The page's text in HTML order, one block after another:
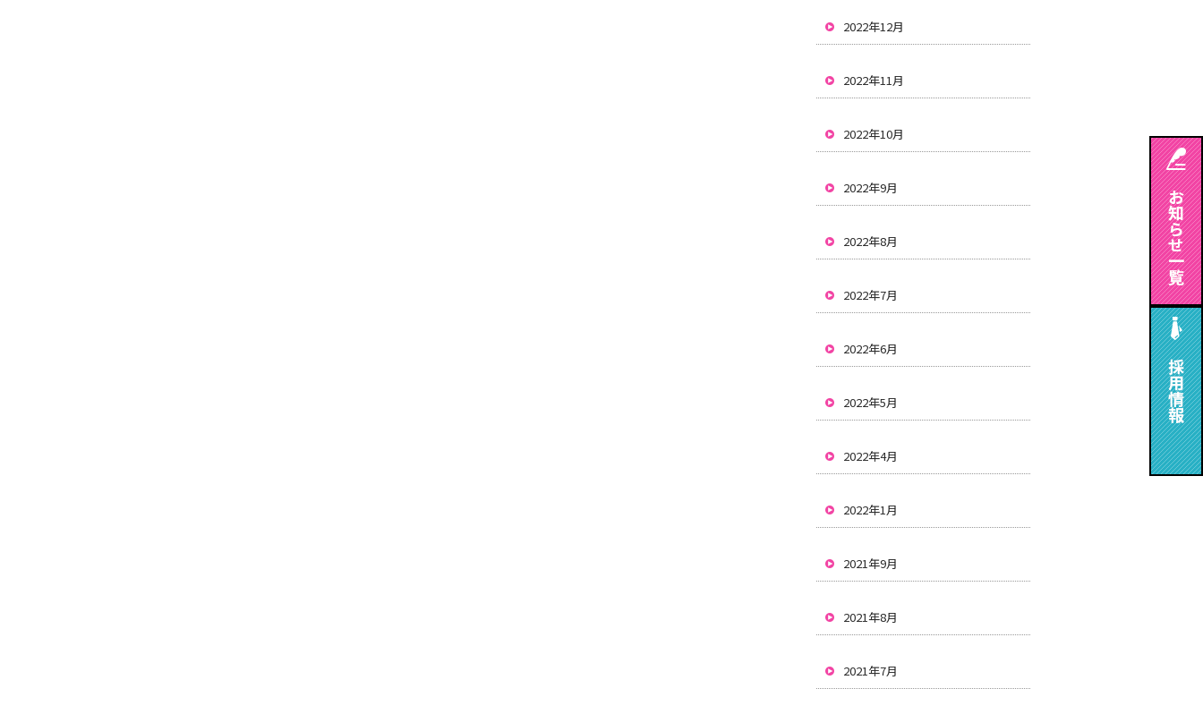
2022年12月
2022年11月
2022年10月
2022年9月
2022年8月
2022年7月
2022年6月
2022年5月
2022年4月
2022年1月
2021年9月
2021年8月
2021年7月